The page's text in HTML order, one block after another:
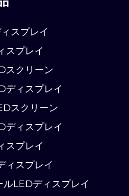
スプレイ
スプレイ
スクリーン
ディスプレイ
スクリーン
ディスプレイ
スプレイ
ィスプレイ
LEDディスプレイ